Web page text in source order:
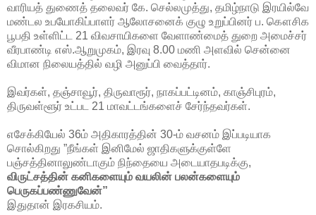
வாரியத் துணைத் தலைவர் கே. செல்லமுத்து, தமிழ்நாடு இரயில்வே
மண்டல உபயோகிப்பாளர் ஆலோசனைக் குழு உறுப்பினர் ப. கௌசிக
பூபதி உள்ளிட்ட 21 விவசாயிகளை வேளாண்மைத் துறை அமைச்சர்
வீரபாண்டி எஸ்.ஆறுமுகம், இரவு 8.00 மணி அளவில் சென்னை
விமான நிலையத்தில் வழி அனுப்பி வைத்தார்.
இவர்கள், தஞ்சாவூர், திருவாரூர், நாகப்பட்டினம், காஞ்சிபுரம்,
திருவள்ளூர் உட்பட 21 மாவட்டங்களைச் சேர்ந்தவர்கள்.
எசேக்கியேல் 36ம் அதிகாரத்தின் 30-ம் வசனம் இப்படியாக
சொல்கிறது ”நீங்கள் இனிமேல் ஜாதிகளுக்குள்ளே
பஞ்சத்தினாலுண்டாகும் நிந்தையை அடையாதபடிக்கு,
விருட்சத்தின் கனிகளையும் வயலின் பலன்களையும்
பெருகப்பண்ணுவேன்”
இதுதான் இரகசியம்.